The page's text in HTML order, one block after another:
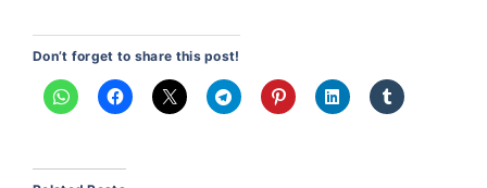
Don’t forget to share this post!